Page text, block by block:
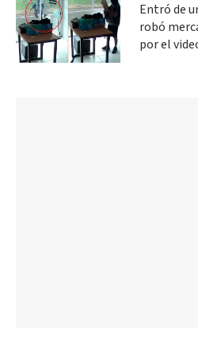
Entró de
robó
por el